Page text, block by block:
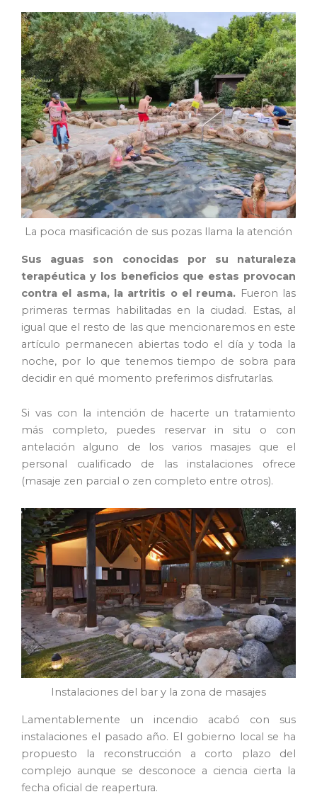
La poca masificación de sus pozas llama la atención
Sus aguas son conocidas por su naturaleza
terapéutica y los beneficios que estas provocan
contra el asma, la artritis o el reuma. Fueron las
primeras termas habilitadas en la ciudad. Estas, al
igual que el resto de las que mencionaremos en este
artículo permanecen abiertas todo el día y toda la
noche, por lo que tenemos tiempo de sobra para
decidir en qué momento preferimos disfrutarlas.
Si vas con la intención de hacerte un tratamiento
más completo, puedes reservar in situ o con
antelación alguno de los varios masajes que el
personal cualificado de las instalaciones ofrece
(masaje zen parcial o zen completo entre otros).
Instalaciones del bar y la zona de masajes
Lamentablemente un incendio acabó con sus
instalaciones el pasado año. El gobierno local se ha
propuesto la reconstrucción a corto plazo del
complejo aunque se desconoce a ciencia cierta la
fecha oficial de reapertura.